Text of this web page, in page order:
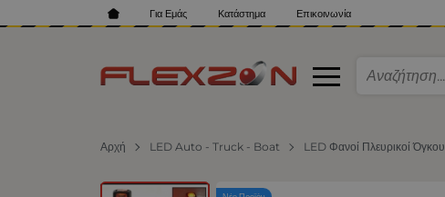
Για Εμάς Κατάστημα Επικοινωνία
Αρχή LED Auto - Truck - Boat LED Φανοί Πλευρικοί Όγκου